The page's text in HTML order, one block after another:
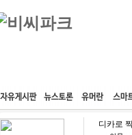
커뮤니티 속도패치 웹호
디카로